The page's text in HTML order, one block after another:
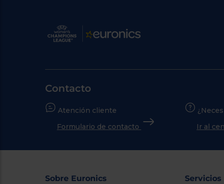
Contacto
Atención cliente
Formulario de contacto
Ir al
Sobre Euronics Servicios